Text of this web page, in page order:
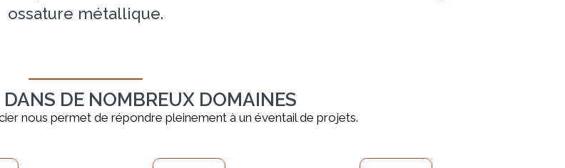
ossature métallique.
DE NOMBREUX DOMAINES
nous permet de répondre pleinement à un éventail de projets.